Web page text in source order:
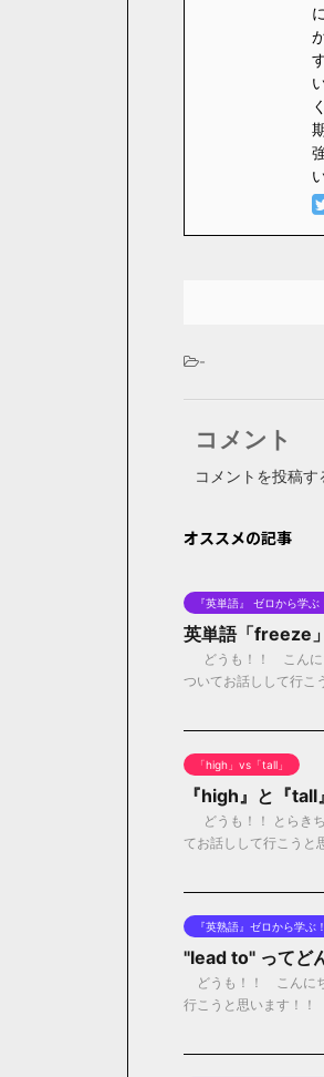
-
コメント
コメントを投稿す
オススメの記事
『英単語』 ゼロから学ぶ
英単語「freeze
どうも！！ こんに
ついてお話しして行こ
「high」vs「tall」
『high』と『
どうも！！ とらきち
てお話しして行こうと
『英熟語』ゼロから学ぶ
"lead to" ってど
どうも！！ こんに
行こうと思います！！